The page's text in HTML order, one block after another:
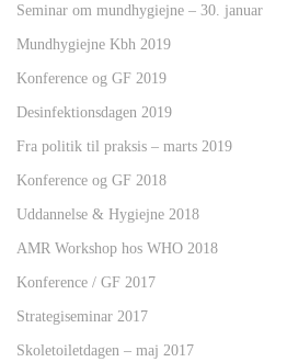
Seminar om mundhygiejne – 30. januar
Mundhygiejne Kbh 2019
Konference og GF 2019
Desinfektionsdagen 2019
Fra politik til praksis – marts 2019
Konference og GF 2018
Uddannelse & Hygiejne 2018
AMR Workshop hos WHO 2018
Konference / GF 2017
Strategiseminar 2017
Skoletoiletdagen – maj 2017